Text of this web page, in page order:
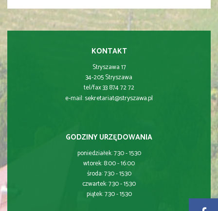
KONTAKT
Stryszawa 17
34-205 Stryszawa
tel/fax 33 874 72 72
e-mail:sekretariat@stryszawa.pl
GODZINY URZĘDOWANIA
poniedziałek: 7:30 - 15:30
wtorek: 8:00 - 16:00
środa: 7:30 - 15:30
czwartek: 7:30 - 15:30
piątek: 7:30 - 15:30